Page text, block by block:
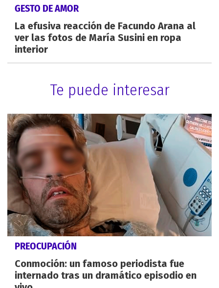
GESTO DE AMOR
La efusiva reacción de Facundo Arana al
ver las fotos de María Susini en ropa
interior
Te puede interesar
PREOCUPACIÓN
Conmoción: un famoso periodista fue
internado tras un dramático episodio en